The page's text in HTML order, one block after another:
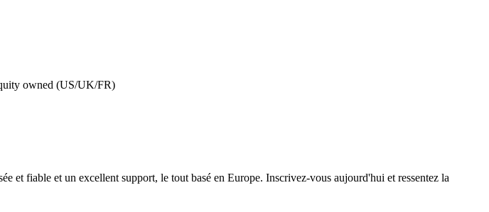
owned (US/UK/FR)
et fiable et un excellent support, le tout basé en Europe. Inscrivez-vous aujourd'hui et ressentez la